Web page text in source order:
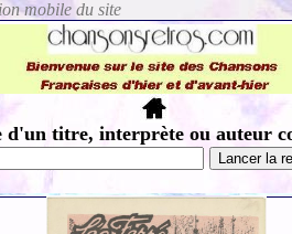
d'un titre, interprète ou auteur